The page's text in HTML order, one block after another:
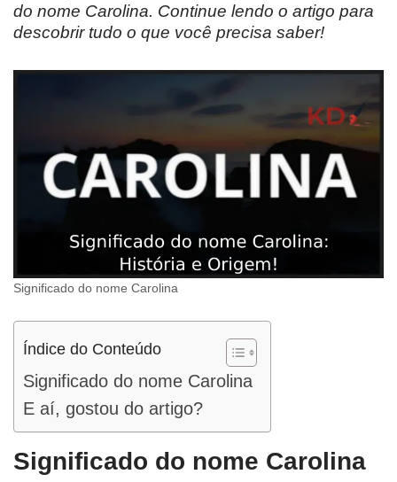
do nome Carolina. Continue lendo o artigo para
descobrir tudo o que você precisa saber!
Significado do nome Carolina
Índice do Conteúdo
Significado do nome Carolina
E aí, gostou do artigo?
Significado do nome Carolina